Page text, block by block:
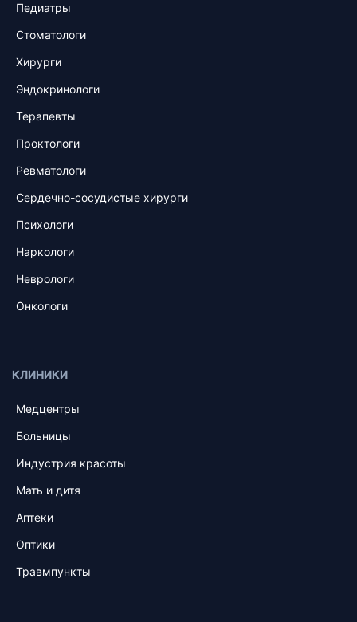
Педиатры
Стоматологи
Хирурги
Эндокринологи
Терапевты
Проктологи
Ревматологи
Сердечно-сосудистые хирурги
Психологи
Наркологи
Неврологи
Онкологи
КЛИНИКИ
Медцентры
Больницы
Индустрия красоты
Мать и дитя
Аптеки
Оптики
Травмпункты